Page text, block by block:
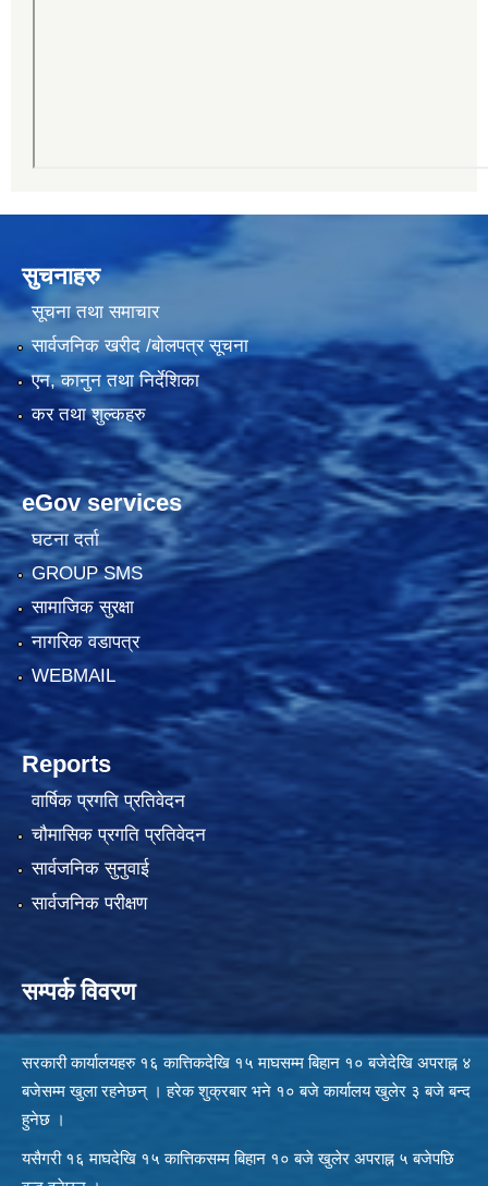
सुचनाहरु
सूचना तथा समाचार
सार्वजनिक खरीद /बोलपत्र सूचना
एन, कानुन तथा निर्देशिका
कर तथा शुल्कहरु
eGov services
घटना दर्ता
GROUP SMS
सामाजिक सुरक्षा
नागरिक वडापत्र
WEBMAIL
Reports
वार्षिक प्रगति प्रतिवेदन
चौमासिक प्रगति प्रतिवेदन
सार्वजनिक सुनुवाई
सार्वजनिक परीक्षण
सम्पर्क विवरण
सरकारी कार्यालयहरु १६ कात्तिकदेखि १५ माघसम्म बिहान १० बजेदेखि अपराह्न ४
बजेसम्म खुला रहनेछन् । हरेक शुक्रबार भने १० बजे कार्यालय खुलेर ३ बजे बन्द
हुनेछ ।
यसैगरी १६ माघदेखि १५ कात्तिकसम्म बिहान १० बजे खुलेर अपराह्न ५ बजेपछि